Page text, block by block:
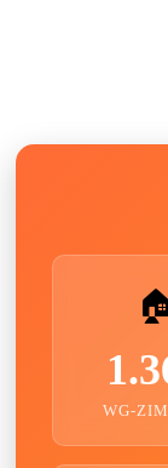
🏠
WG-